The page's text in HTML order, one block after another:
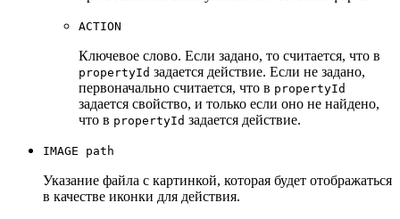
ACTION
Ключевое слово. Если задано, то считается, что в
propertyId задается действие. Если не задано,
первоначально считается, что в propertyId
задается свойство, и только если оно не найдено,
что в propertyId задается действие.
IMAGE path
Указание файла с картинкой, которая будет отображаться
в качестве иконки для действия.